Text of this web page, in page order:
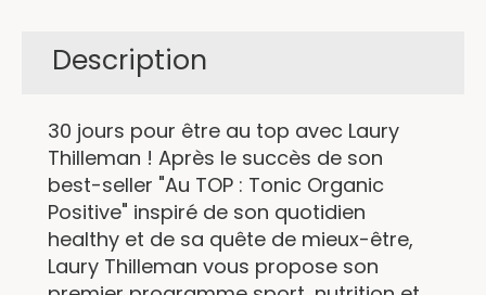
Description
30 jours pour être au top avec Laury
Thilleman ! Après le succès de son
best-seller "Au TOP : Tonic Organic
Positive" inspiré de son quotidien
healthy et de sa quête de mieux-être,
Laury Thilleman vous propose son